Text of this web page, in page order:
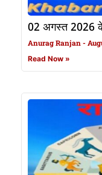
02 अगस्त 2026
Anurag Ranjan
Read Now »